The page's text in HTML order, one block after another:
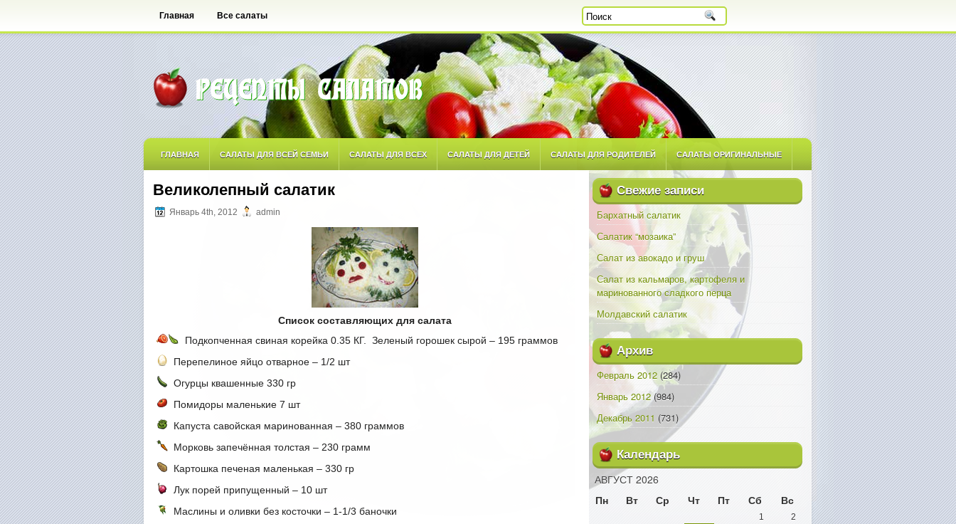
Главная Все салаты
ГЛАВНАЯ САЛАТЫ ДЛЯ ВСЕЙ СЕМЬИ САЛАТЫ ДЛЯ ВСЕХ САЛАТЫ ДЛЯ ДЕТЕЙ САЛАТЫ ДЛЯ РОДИТЕЛЕЙ САЛАТЫ ОРИГИНАЛЬНЫЕ
САЛАТЫ ОСТРЫЕ САЛАТЫ ПО АВТОРСКИМ РЕЦЕПТАМ САЛАТЫ ПРАЗДНИЧНЫЕ САЛАТЫ С ПРИПРАВАМИ
САЛАТЫ С ФРУКТАМИ
Великолепный салатик
Январь 4th, 2012 admin
Список составляющих для салата
Подкопченная свиная корейка 0.35 КГ.
Зеленый горошек сырой – 195 граммов
Перепелиное яйцо отварное – 1/2 шт
Огурцы квашенные 330 гр
Помидоры маленькие 7 шт
Капуста савойская маринованная – 380 граммов
Морковь запечённая толстая – 230 грамм
Картошка печеная маленькая – 330 гр
Лук порей припущенный – 10 шт
Маслины и оливки без косточки – 1-1/3 баночки
Свежие записи
Бархатный салатик
Салатик “мозаика”
Салат из авокадо и груш
Салат из кальмаров, картофеля и
маринованного сладкого перца
Молдавский салатик
Архив
Февраль 2012 (284)
Январь 2012(984)
Декабрь 2011 (731)
Календарь
АВГУСТ 2026
Пн
Вт Ср Чт Пт Сб Вс
1
2